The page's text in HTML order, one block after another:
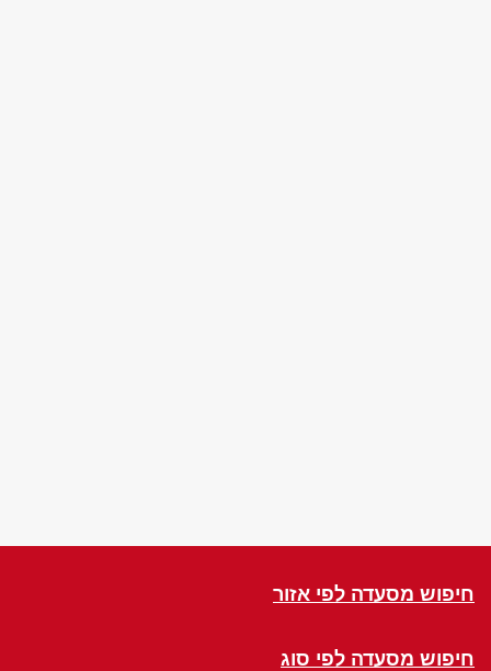
חיפוש מסעדה לפי אזור
חיפוש מסעדה לפי סוג